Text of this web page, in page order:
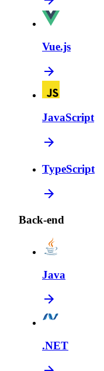
Vue.js
JavaScript
TypeScript
Back-end
Java
.NET